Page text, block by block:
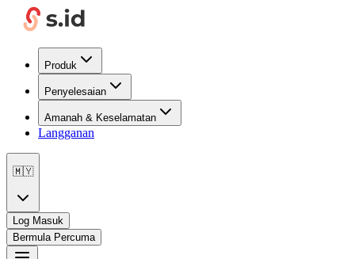
Produk
Penyelesaian
Amanah & Keselamatan
Langganan
🇲🇾
Log Masuk
Bermula Percuma